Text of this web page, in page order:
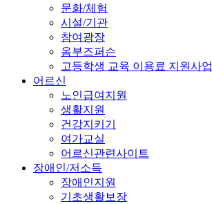
문화/체험
시설/기관
참여광장
옴부즈퍼슨
고등학생 교육 이용료 지원사업
어르신
노인급여지원
생활지원
건강지키기
여가교실
어르신관련사이트
장애인/저소득
장애인지원
기초생활보장